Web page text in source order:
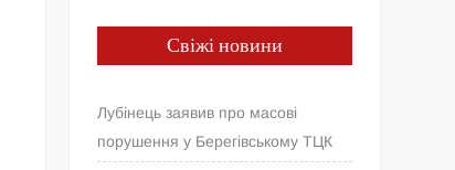
Свіжі новини
Лубінець заявив про масові
порушення у Берегівському ТЦК